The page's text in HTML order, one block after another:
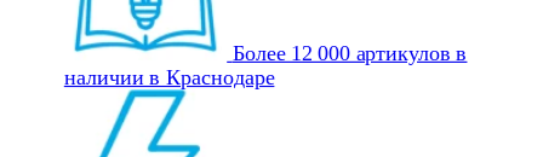
Более 12 000 артикулов в
наличии в Краснодаре